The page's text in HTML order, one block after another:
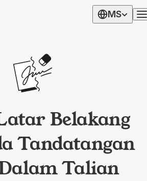
MS
Belakang
Tandatangan
Talian